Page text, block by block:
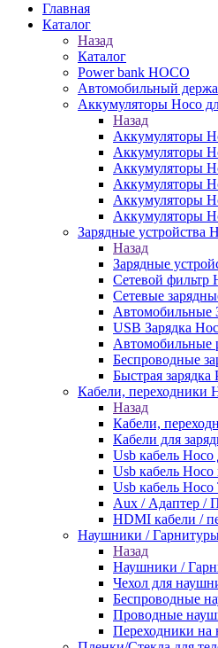
Главная
Каталог
Назад
Каталог
Power bank HOCO
Автомобильный
Аккумуляторы Hoco
Назад
Аккумуляторы
Аккумуляторы
Аккумуляторы
Аккумуляторы
Аккумуляторы
Аккумуляторы
Зарядные устройства
Назад
Зарядные
Сетевой фильтр
Сетевые
Автомобильные
USB Зарядка
Автомобильные
Беспроводные
Быстрая зарядка
Кабели, переходники
Назад
Кабели,
Кабели для
Usb кабель
Usb кабель
Usb кабель Hoco
Aux / Адаптер /
HDMI кабели /
Наушники /
Назад
Наушники /
Чехол для
Беспроводные
Проводные
Переходники на